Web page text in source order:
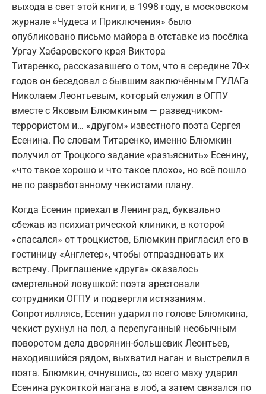
выхода в свет этой книги, в 1998 году, в московском
журнале «Чудеса и Приключения» было
опубликовано письмо майора в отставке из посёлка
Ургау Хабаровского края Виктора
Титаренко, рассказавшего о том, что в середине 70-х
годов он беседовал с бывшим заключённым ГУЛАГа
Николаем Леонтьевым, который служил в ОГПУ
вместе с Яковым Блюмкиным — разведчиком-
террористом и… «другом» известного поэта Сергея
Есенина. По словам Титаренко, именно Блюмкин
получил от Троцкого задание «разъяснить» Есенину,
«что такое хорошо и что такое плохо», но всё пошло
не по разработанному чекистами плану.
Когда Есенин приехал в Ленинград, буквально
сбежав из психиатрической клиники, в которой
«спасался» от троцкистов, Блюмкин пригласил его в
гостиницу «Англетер», чтобы отпраздновать их
встречу. Приглашение «друга» оказалось
смертельной ловушкой: поэта арестовали
сотрудники ОГПУ и подвергли истязаниям.
Сопротивляясь, Есенин ударил по голове Блюмкина,
чекист рухнул на пол, а перепуганный необычным
поворотом дела дворянин-большевик Леонтьев,
находившийся рядом, выхватил наган и выстрелил в
поэта. Блюмкин, очнувшись, со всего маху ударил
Есенина рукояткой нагана в лоб, а затем связался по